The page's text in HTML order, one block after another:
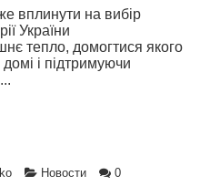
вплинути на вибір
України
тепло, домогтися якого
і підтримуючи
Новости 0